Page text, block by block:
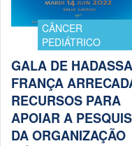
CÂNCER
PEDIÁTRICO
GALA DE
FRANÇA
RECURSOS PARA
APOIAR A
DA ORGANIZAÇÃO